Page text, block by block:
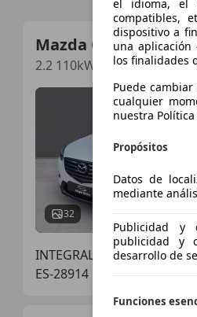
Mazda CX-5
2.2 110kW DE 4WD AT
32
INTEGRAL MOTION
ES-28914 LEGANES
el idioma, el
compatibles,
dispositivo a
una
los finalidades
Puede
cualquier
nuestra
Propósitos
Datos de
mediante
Publicidad y
publicidad y
desarrollo de
Funciones